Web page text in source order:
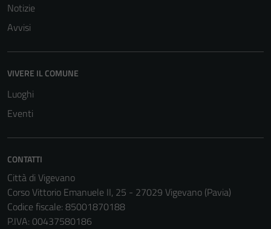
Notizie
Avvisi
VIVERE IL COMUNE
Luoghi
Eventi
CONTATTI
Città di Vigevano
Corso Vittorio Emanuele II, 25 - 27029 Vigevano (Pavia)
Codice fiscale: 85001870188
P.IVA: 00437580186